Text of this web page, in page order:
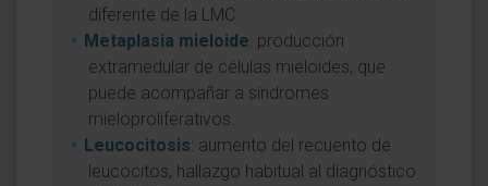
diferente de la LMC.
Metaplasia mieloide: producción
extramedular de células mieloides, que
puede acompañar a síndromes
mieloproliferativos.
Leucocitosis: aumento del recuento de
leucocitos, hallazgo habitual al diagnóstico